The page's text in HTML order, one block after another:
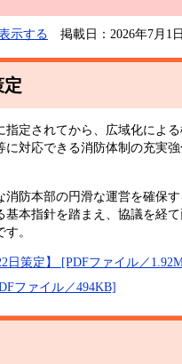
示する 掲載日：2026年7月1
定
定されてから、広域化によ
対応できる消防体制の充実
防本部の円滑な運営を確保
本指針を踏まえ、協議を経
。
日策定】 [PDFファイル／
ファイル／494KB]